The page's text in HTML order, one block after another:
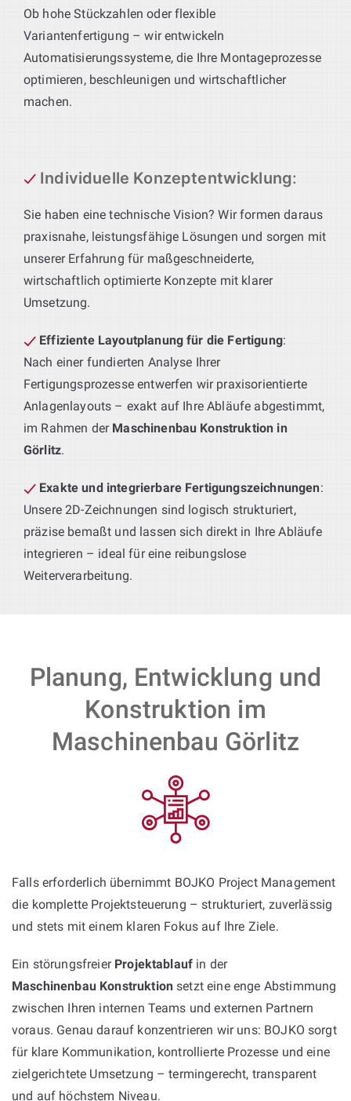
Ob hohe Stückzahlen oder flexible
Variantenfertigung – wir entwickeln
Automatisierungssysteme, die Ihre Montageprozesse
optimieren, beschleunigen und wirtschaftlicher
machen.
Individuelle Konzeptentwicklung:
Sie haben eine technische Vision? Wir formen daraus
praxisnahe, leistungsfähige Lösungen und sorgen mit
unserer Erfahrung für maßgeschneiderte,
wirtschaftlich optimierte Konzepte mit klarer
Umsetzung.
Effiziente Layoutplanung für die Fertigung:
Nach einer fundierten Analyse Ihrer
Fertigungsprozesse entwerfen wir praxisorientierte
Anlagenlayouts – exakt auf Ihre Abläufe abgestimmt,
im Rahmen der Maschinenbau Konstruktion in
Görlitz.
Exakte und integrierbare Fertigungszeichnungen:
Unsere 2D-Zeichnungen sind logisch strukturiert,
präzise bemaßt und lassen sich direkt in Ihre Abläufe
integrieren – ideal für eine reibungslose
Weiterverarbeitung.
Planung, Entwicklung und
Konstruktion im
Maschinenbau Görlitz
Falls erforderlich übernimmt BOJKO Project Management
die komplette Projektsteuerung – strukturiert, zuverlässig
und stets mit einem klaren Fokus auf Ihre Ziele.
Ein störungsfreier Projektablauf in der
Maschinenbau Konstruktion setzt eine enge Abstimmung
zwischen Ihren internen Teams und externen Partnern
voraus. Genau darauf konzentrieren wir uns: BOJKO sorgt
für klare Kommunikation, kontrollierte Prozesse und eine
zielgerichtete Umsetzung – termingerecht, transparent
und auf höchstem Niveau.